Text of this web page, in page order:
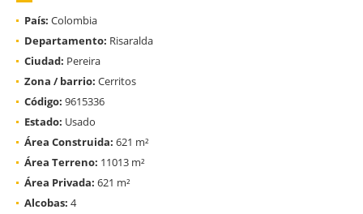
País: Colombia
Departamento: Risaralda
Ciudad: Pereira
Zona / barrio: Cerritos
Código: 9615336
Estado: Usado
Área Construida: 621 m²
Área Terreno: 11013 m²
Área Privada: 621 m²
Alcobas: 4